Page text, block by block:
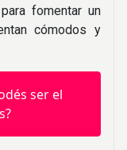
fomentar un
cómodos y
ser el